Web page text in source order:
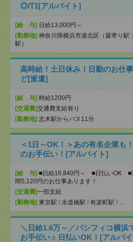
◎/T1[アルバイト]
[給 与] 日給13,000円～
[勤務地] 神奈川県横浜市港北区（最寄り駅
駅）
高時給！土日休み！日勤のお仕
ど[派遣]
[給 与] 時給1200円
[交通費]交通費支給有り
[勤務地] 志木駅からバス11分
＜1日～OK！＞あの有名企業も
のお手伝い！[アルバイト]
[給 与] ■日給16,840円～ ■日払いOK ■
間5,120円のお仕事あります！
[交通費]一部支給
[勤務地] 東京駅 / 水道橋駅 / 有楽町駅 / …
＼日給1.6万～／パシフィコ横浜
お手伝い♬日払いOK！[アルバ